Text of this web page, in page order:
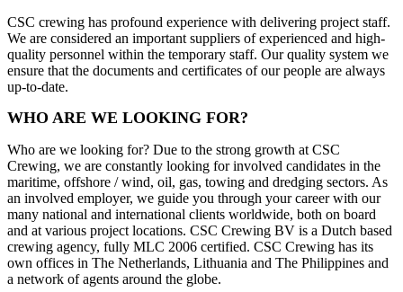
CSC crewing has profound experience with delivering project staff.
We are considered an important suppliers of experienced and high-
quality personnel within the temporary staff. Our quality system we
ensure that the documents and certificates of our people are always
up-to-date.
WHO ARE WE LOOKING FOR?
Who are we looking for? Due to the strong growth at CSC
Crewing, we are constantly looking for involved candidates in the
maritime, offshore / wind, oil, gas, towing and dredging sectors. As
an involved employer, we guide you through your career with our
many national and international clients worldwide, both on board
and at various project locations. CSC Crewing BV is a Dutch based
crewing agency, fully MLC 2006 certified. CSC Crewing has its
own offices in The Netherlands, Lithuania and The Philippines and
a network of agents around the globe.